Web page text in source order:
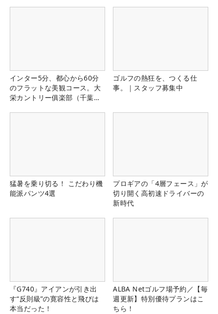
インター5分、都心から60分
のフラットな美観コース。大
栄カントリー俱楽部（千葉
ゴルフの熱狂を、つくる仕
事。｜スタッフ募集中
猛暑を乗り切る！ こだわり機
能派パンツ4選
プロギアの「4層フェース」が
切り開く高初速ドライバーの
新時代
『G740』アイアンが引き出
す“反則級”の寛容性と飛びは
本当だった！
ALBA Netゴルフ場予約／【毎
週更新】特別優待プランはこ
ちら！